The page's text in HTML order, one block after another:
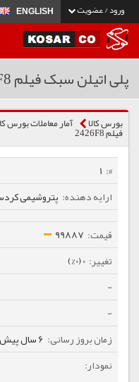
ورود / عضویت ENGLISH
پلی اتیلن سبک فیلم 2426F8
بورس کالا آمار معاملات بورس
فیلم 2426F8
1
پتروشیمی
99887
0 (0%)
-
-
6 سال پیش